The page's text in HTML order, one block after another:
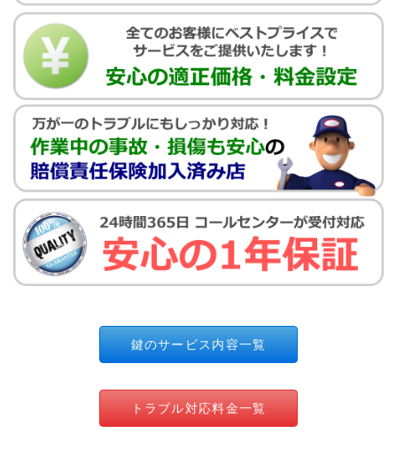
鍵のサービス内容一覧
トラブル対応料金一覧